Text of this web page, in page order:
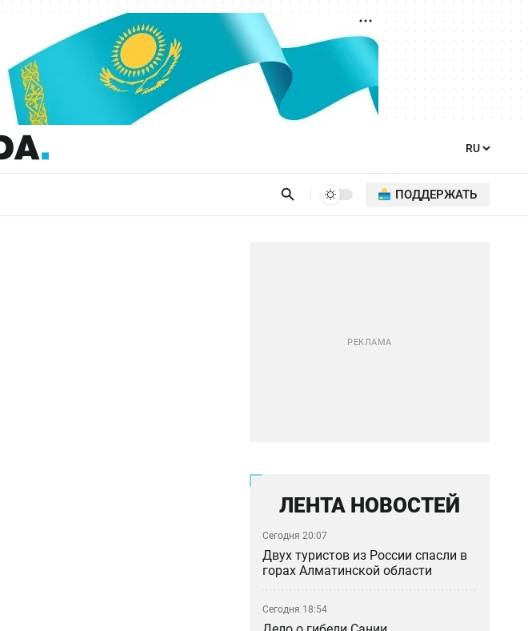
ПОДДЕРЖАТЬ
ЛЕНТА НОВОСТЕЙ
Сегодня 20:07
Двух туристов из России спасли в
горах Алматинской области
Сегодня 18:54